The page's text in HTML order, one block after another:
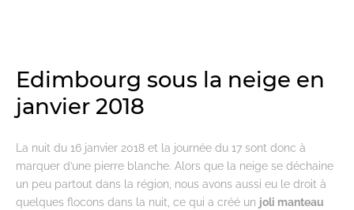
Edimbourg sous la neige en
janvier 2018
La nuit du 16 janvier 2018 et la journée du 17 sont donc à
marquer d’une pierre blanche. Alors que la neige se déchaine
un peu partout dans la région, nous avons aussi eu le droit à
quelques flocons dans la nuit, ce qui a créé un joli manteau